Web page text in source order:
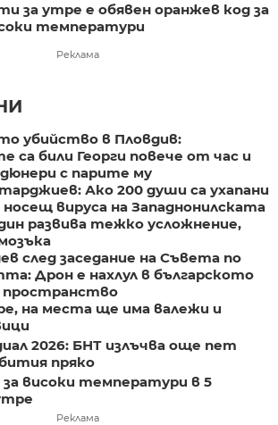
за утре е обявен оранжев код за
температури
Реклама
убийство в Пловдив:
са били Георги повече от час и
с парите му
Ако 200 души са ухапани
вируса на Западнонилската
развива тежко усложнение,
след заседание на Съвета по
Дрон е нахлул в българското
пространство
на места ще има валежи и
2026: БНТ излъчва още пет
пряко
високи температури в 5
Реклама